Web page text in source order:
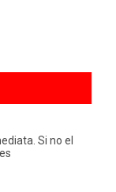
Si no el